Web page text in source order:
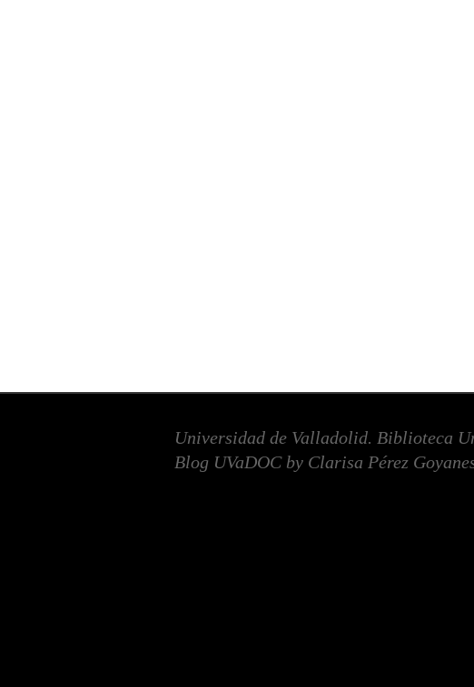
Universidad de Valladolid. Biblioteca
Blog UVaDOC by Clarisa Pérez